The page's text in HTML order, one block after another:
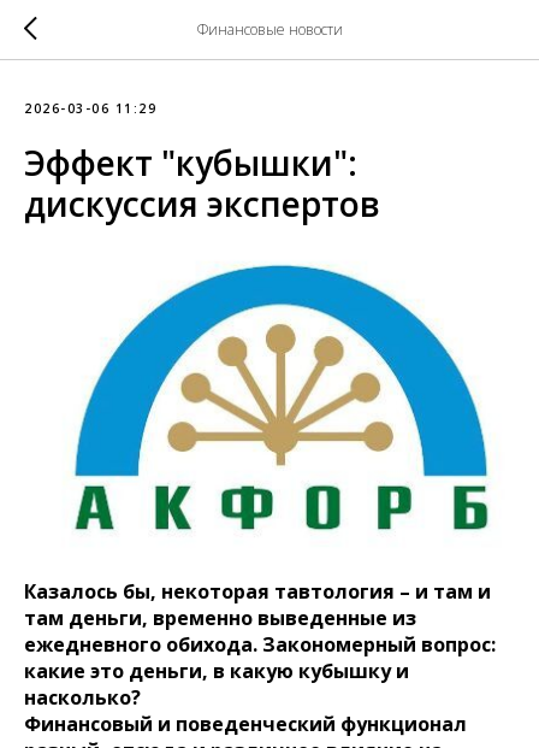
Финансовые новости
2026-03-06 11:29
Эффект "кубышки":
дискуссия экспертов
Казалось бы, некоторая тавтология – и там и
там деньги, временно выведенные из
ежедневного обихода. Закономерный вопрос:
какие это деньги, в какую кубышку и
насколько?
Финансовый и поведенческий функционал